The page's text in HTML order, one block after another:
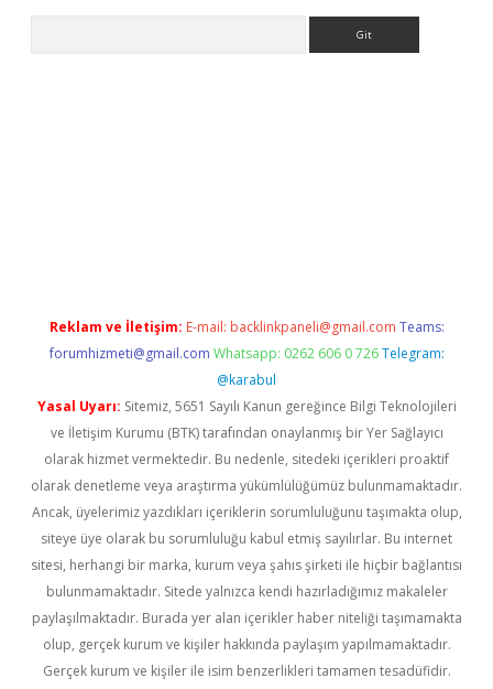
Reklam ve İletişim: E-mail: backlinkpaneli@gmail.com Teams:
forumhizmeti@gmail.com Whatsapp: 0262 606 0 726 Telegram:
@karabul
Yasal Uyarı: Sitemiz, 5651 Sayılı Kanun gereğince Bilgi Teknolojileri
ve İletişim Kurumu (BTK) tarafından onaylanmış bir Yer Sağlayıcı
olarak hizmet vermektedir. Bu nedenle, sitedeki içerikleri proaktif
olarak denetleme veya araştırma yükümlülüğümüz bulunmamaktadır.
Ancak, üyelerimiz yazdıkları içeriklerin sorumluluğunu taşımakta olup,
siteye üye olarak bu sorumluluğu kabul etmiş sayılırlar. Bu internet
sitesi, herhangi bir marka, kurum veya şahıs şirketi ile hiçbir bağlantısı
bulunmamaktadır. Sitede yalnızca kendi hazırladığımız makaleler
paylaşılmaktadır. Burada yer alan içerikler haber niteliği taşımamakta
olup, gerçek kurum ve kişiler hakkında paylaşım yapılmamaktadır.
Gerçek kurum ve kişiler ile isim benzerlikleri tamamen tesadüfidir.